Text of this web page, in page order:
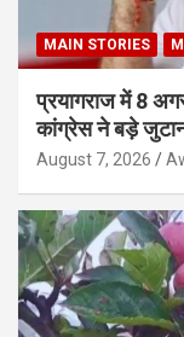
MAIN STORIES
प्रयागराज में 8
कांग्रेस ने बड़े जुटान
August 7, 2026